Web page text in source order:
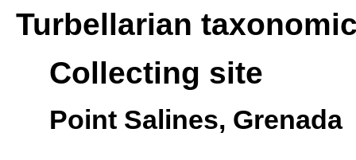
Turbellarian
Collecting site
Point Salines, Grenada